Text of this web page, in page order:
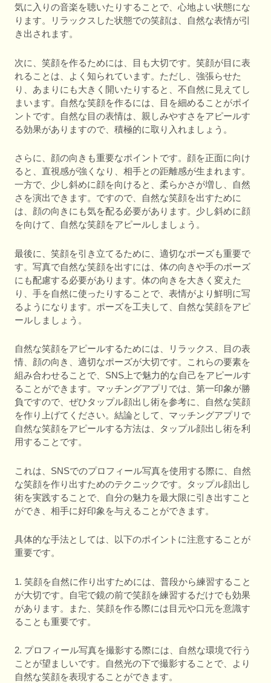
気に入りの音楽を聴いたりすることで、心地よい状態にな
ります。リラックスした状態での笑顔は、自然な表情が引
き出されます。
次に、笑顔を作るためには、目も大切です。笑顔が目に表
れることは、よく知られています。ただし、強張らせた
り、あまりにも大きく開いたりすると、不自然に見えてし
まいます。自然な笑顔を作るには、目を細めることがポイ
ントです。自然な目の表情は、親しみやすさをアピールす
る効果がありますので、積極的に取り入れましょう。
さらに、顔の向きも重要なポイントです。顔を正面に向け
ると、直視感が強くなり、相手との距離感が生まれます。
一方で、少し斜めに顔を向けると、柔らかさが増し、自然
さを演出できます。ですので、自然な笑顔を出すために
は、顔の向きにも気を配る必要があります。少し斜めに顔
を向けて、自然な笑顔をアピールしましょう。
最後に、笑顔を引き立てるために、適切なポーズも重要で
す。写真で自然な笑顔を出すには、体の向きや手のポーズ
にも配慮する必要があります。体の向きを大きく変えた
り、手を自然に使ったりすることで、表情がより鮮明に写
るようになります。ポーズを工夫して、自然な笑顔をアピ
ールしましょう。
自然な笑顔をアピールするためには、リラックス、目の表
情、顔の向き、適切なポーズが大切です。これらの要素を
組み合わせることで、SNS上で魅力的な自己をアピールす
ることができます。マッチングアプリでは、第一印象が勝
負ですので、ぜひタップル顔出し術を参考に、自然な笑顔
を作り上げてください。結論として、マッチングアプリで
自然な笑顔をアピールする方法は、タップル顔出し術を利
用することです。
これは、SNSでのプロフィール写真を使用する際に、自然
な笑顔を作り出すためのテクニックです。タップル顔出し
術を実践することで、自分の魅力を最大限に引き出すこと
ができ、相手に好印象を与えることができます。
具体的な手法としては、以下のポイントに注意することが
重要です。
1. 笑顔を自然に作り出すためには、普段から練習すること
が大切です。自宅で鏡の前で笑顔を練習するだけでも効果
があります。また、笑顔を作る際には目元や口元を意識す
ることも重要です。
2. プロフィール写真を撮影する際には、自然な環境で行う
ことが望ましいです。自然光の下で撮影することで、より
自然な笑顔を表現することができます。